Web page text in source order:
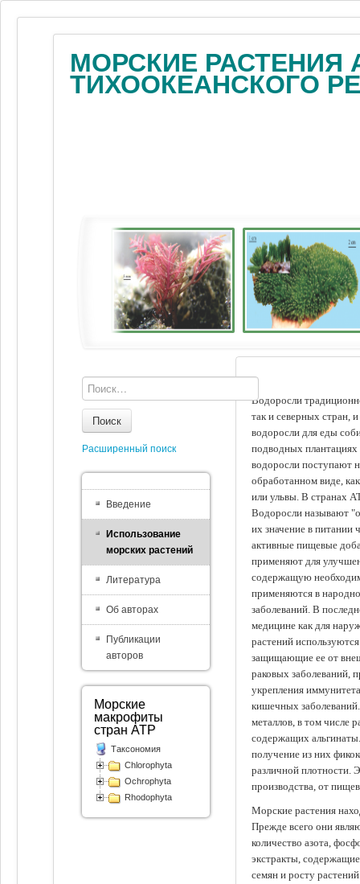
МОРСКИЕ РАСТЕНИЯ
ТИХООКЕАНСКОГО
Водоросли
так и северных стран,
водоросли для еды
подводных
водоросли поступают
обработанном виде,
или ульвы. В странах
Водоросли называют
их значение в питании
активные пищевые
применяют для
содержащую
применяются в
заболеваний. В
медицине как для
растений
защищающие ее от
раковых заболеваний,
укрепления
кишечных
металлов, в том числе
содержащих
получение из них
различной плотности.
производства, от
Морские растения
Прежде всего они
количество азота,
экстракты,
семян и росту
Поиск
Расширенный поиск
Введение
Использование
морских растений
Литература
Об авторах
Публикации
авторов
Морские
макрофиты
стран АТР
Таксономия
Chlorophyta
Ochrophyta
Rhodophyta